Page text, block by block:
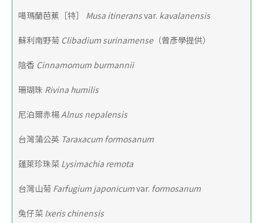
噶瑪蘭芭蕉［特］ Musa itinerans var. kavalanensis
蘇利南野菊 Clibadium surinamense（曾彥學提供）
陰香 Cinnamomum burmannii
珊瑚珠 Rivina humilis
尼泊爾赤楊 Alnus nepalensis
台灣蒲公英 Taraxacum formosanum
蓬萊珍珠菜 Lysimachia remota
台灣山菊 Farfugium japonicum var. formosanum
兔仔菜 Ixeris chinensis